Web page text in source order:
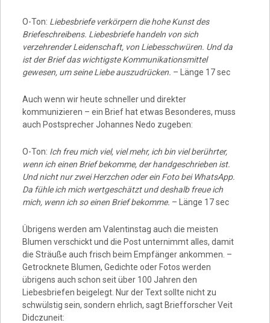
O-Ton: Liebesbriefe verkörpern die hohe Kunst des
Briefeschreibens. Liebesbriefe handeln von sich
verzehrender Leidenschaft, von Liebesschwüren. Und da
ist der Brief das wichtigste Kommunikationsmittel
gewesen, um seine Liebe auszudrücken. – Länge 17 sec
Auch wenn wir heute schneller und direkter
kommunizieren – ein Brief hat etwas Besonderes, muss
auch Postsprecher Johannes Nedo zugeben:
O-Ton: Ich freu mich viel, viel mehr, ich bin viel berührter,
wenn ich einen Brief bekomme, der handgeschrieben ist.
Und nicht nur zwei Herzchen oder ein Foto bei WhatsApp.
Da fühle ich mich wertgeschätzt und deshalb freue ich
mich, wenn ich so einen Brief bekomme. – Länge 17 sec
Übrigens werden am Valentinstag auch die meisten
Blumen verschickt und die Post unternimmt alles, damit
die Sträuße auch frisch beim Empfänger ankommen. –
Getrocknete Blumen, Gedichte oder Fotos werden
übrigens auch schon seit über 100 Jahren den
Liebesbriefen beigelegt. Nur der Text sollte nicht zu
schwülstig sein, sondern ehrlich, sagt Briefforscher Veit
Didczuneit: